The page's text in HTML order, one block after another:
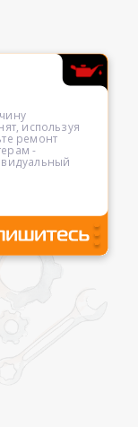
используя
ремонт
-